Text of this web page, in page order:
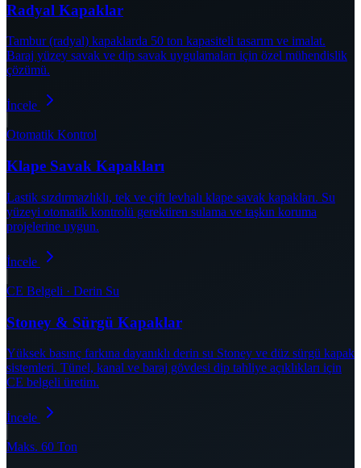
Radyal Kapaklar
Tambur (radyal) kapaklarda 50 ton kapasiteli tasarım ve imalat.
Baraj yüzey savak ve dip savak uygulamaları için özel mühendislik
çözümü.
İncele
Otomatik Kontrol
Klape Savak Kapakları
Lastik sızdırmazlıklı, tek ve çift levhalı klape savak kapakları. Su
yüzeyi otomatik kontrolü gerektiren sulama ve taşkın koruma
projelerine uygun.
İncele
CE Belgeli · Derin Su
Stoney & Sürgü Kapaklar
Yüksek basınç farkına dayanıklı derin su Stoney ve düz sürgü kapak
sistemleri. Tünel, kanal ve baraj gövdesi dip tahliye açıklıkları için
CE belgeli üretim.
İncele
Maks. 60 Ton